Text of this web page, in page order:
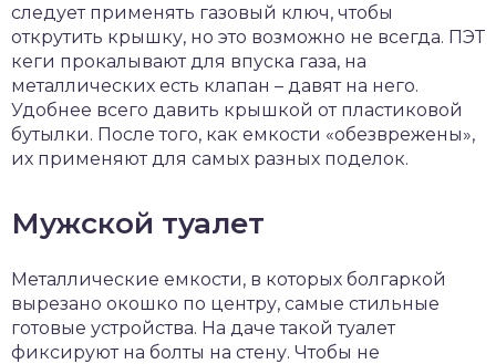
следует применять газовый ключ, чтобы
открутить крышку, но это возможно не всегда. ПЭТ
кеги прокалывают для впуска газа, на
металлических есть клапан – давят на него.
Удобнее всего давить крышкой от пластиковой
бутылки. После того, как емкости «обезврежены»,
их применяют для самых разных поделок.
Мужской туалет
Металлические емкости, в которых болгаркой
вырезано окошко по центру, самые стильные
готовые устройства. На даче такой туалет
фиксируют на болты на стену. Чтобы не